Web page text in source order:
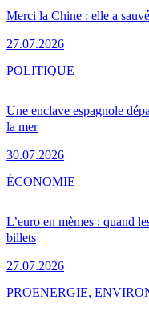
Merci la Chine : elle a
27.07.2026
Une enclave espagnole
la mer
30.07.2026
POLITIQUE
L’euro en mèmes : quand
billets
27.07.2026
ÉCONOMIE
PROENERGIE,